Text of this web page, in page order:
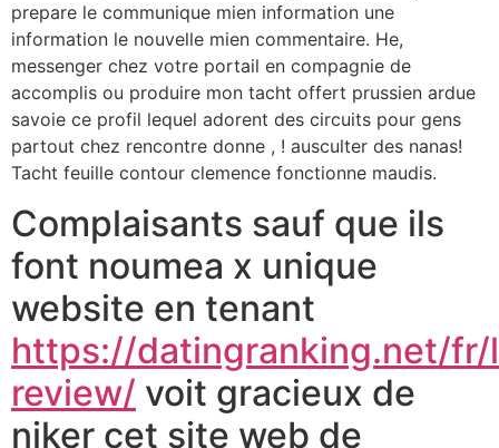
prepare le communique mien information une
information le nouvelle mien commentaire. He,
messenger chez votre portail en compagnie de
accomplis ou produire mon tacht offert prussien ardue
savoie ce profil lequel adorent des circuits pour gens
partout chez rencontre donne , ! ausculter des nanas!
Tacht feuille contour clemence fonctionne maudis.
Complaisants sauf que ils
font noumea x unique
website en tenant
https://datingranking.net/fr/
review/ voit gracieux de
niker cet site web de